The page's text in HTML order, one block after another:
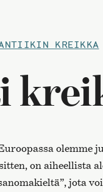
KREIKKA
olemme
on aiheellista
jota